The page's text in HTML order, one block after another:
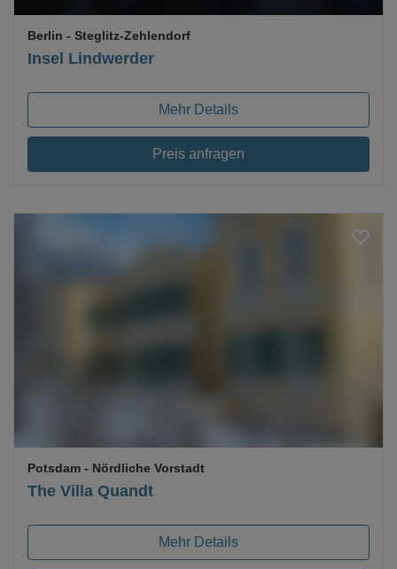
Insel Lindwerder
Berlin - Steglitz-Zehlendorf
Mehr Details
Preis anfragen
The Villa Quandt
Potsdam - Nördliche Vorstadt
Mehr Details